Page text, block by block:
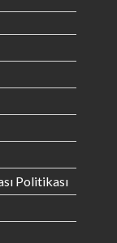
Politikası